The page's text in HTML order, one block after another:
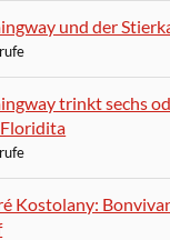
und der
trinkt sechs
Kostolany: